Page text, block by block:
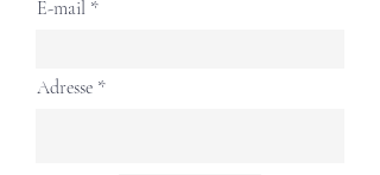
E-mail
Adresse